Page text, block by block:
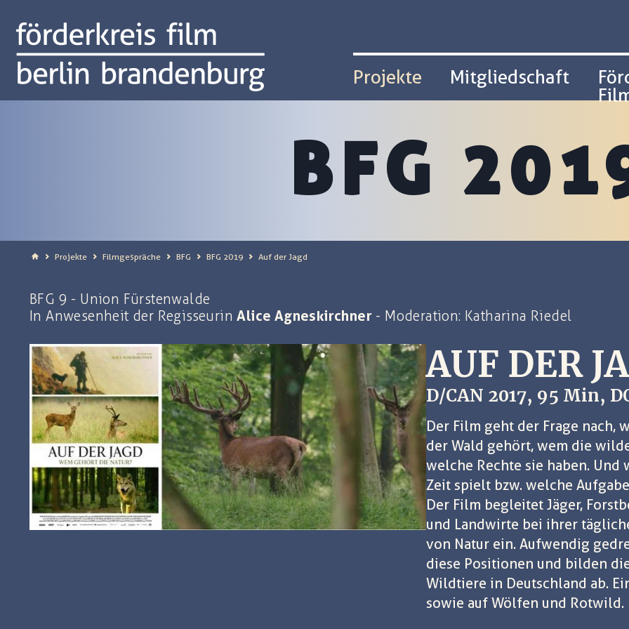
Projekte
Filmernst
Workshops
Filmgespräche
Aktuelles
Mitgliedschaft
BFG
Projekte Filmgespräche BFG BFG 2019 Auf der Jagd
BFG 9 - Union Fürstenwalde
In Anwesenheit der RegisseurinAlice Agneskirchner - Moderation: Katharina Riedel
AUF DER
D/CAN 2017, 95 Min,
Der Film geht der Frage nach,
der Wald gehört, wem die
welche Rechte sie haben.
Zeit spielt bzw. welche
Der Film begleitet Jäger,
und Landwirte bei ihrer
von Natur ein. Aufwendig
diese Positionen und bilden
Wildtiere in Deutschland ab.
sowie auf Wölfen und Rotwild.